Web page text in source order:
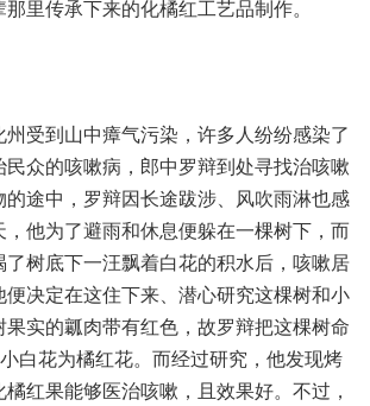
里传承下来的化橘红工艺品制作。
受到山中瘴气污染，许多人纷纷感染了
众的咳嗽病，郎中罗辩到处寻找治咳嗽
途中，罗辩因长途跋涉、风吹雨淋也感
他为了避雨和休息便躲在一棵树下，而
了树底下一汪飘着白花的积水后，咳嗽居
决定在这住下来、潜心研究这棵树和小
实的瓤肉带有红色，故罗辩把这棵树命
白花为橘红花。而经过研究，他发现烤
红果能够医治咳嗽，且效果好。不过，